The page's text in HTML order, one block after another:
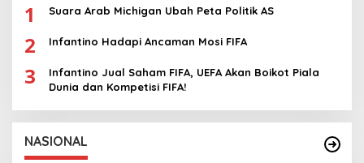
1 Suara Arab Michigan Ubah Peta Politik AS
2 Infantino Hadapi Ancaman Mosi FIFA
3
Infantino Jual Saham FIFA, UEFA Akan Boikot Piala
Dunia dan Kompetisi FIFA!
NASIONAL